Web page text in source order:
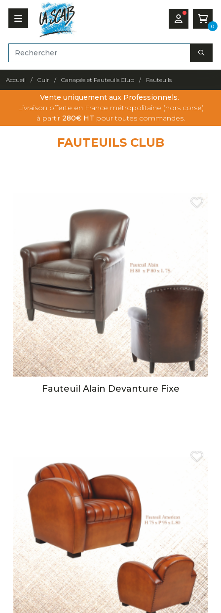
0
Accueil Cuir Canapés et Fauteuils Club Fauteuils
Vente uniquement aux Professionnels.
Livraison offerte en France métropolitaine (hors corse)
à partir 280€ HT pour toutes commandes.
FAUTEUILS CLUB
Fauteuil Alain Devanture Fixe